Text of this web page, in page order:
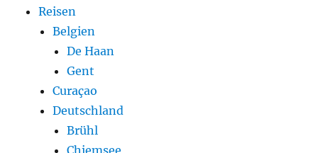
Reisen
Belgien
De Haan
Gent
Curaçao
Deutschland
Brühl